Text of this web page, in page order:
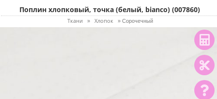
Поплин хлопковый, точка (белый, bianco) (007860)
Ткани » Хлопок » Сорочечный